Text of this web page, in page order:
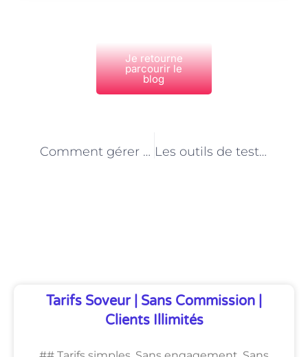
Je retourne
parcourir le
blog
Comment gérer efficacement les projets de développement d’applications mobiles à Paris Les outils de test et de débogage pour les développeurs d’applications mobiles à Paris
Tarifs Soveur | Sans Commission |
Clients Illimités